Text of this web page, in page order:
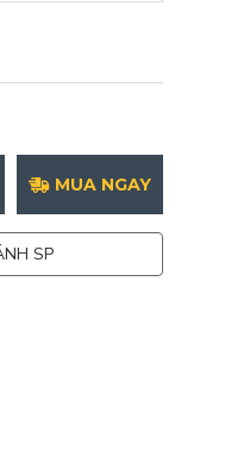
MUA NGAY
SP